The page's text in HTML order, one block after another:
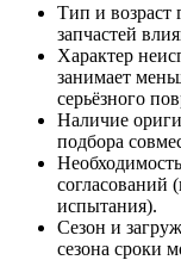
Тип и возраст
запчастей
Характер
занимает
серьёзного
Наличие
подбора
согласований
испытания).
Сезон и
сезона сроки